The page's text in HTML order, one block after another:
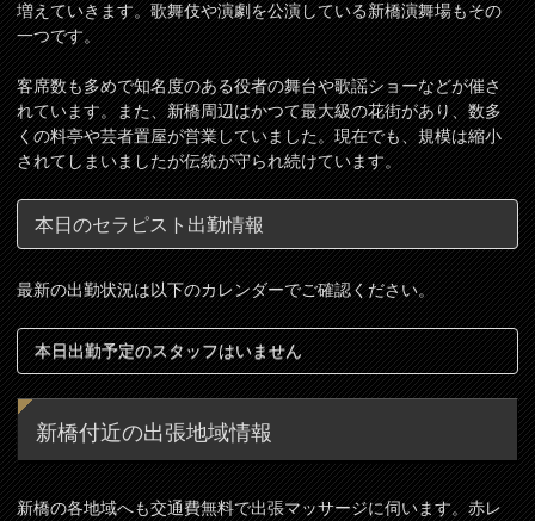
増えていきます。歌舞伎や演劇を公演している新橋演舞場もその
一つです。
客席数も多めで知名度のある役者の舞台や歌謡ショーなどが催さ
れています。また、新橋周辺はかつて最大級の花街があり、数多
くの料亭や芸者置屋が営業していました。現在でも、規模は縮小
されてしまいましたが伝統が守られ続けています。
本日のセラピスト出勤情報
最新の出勤状況は以下のカレンダーでご確認ください。
本日出勤予定のスタッフはいません
新橋付近の出張地域情報
新橋の各地域へも交通費無料で出張マッサージに伺います。赤レ